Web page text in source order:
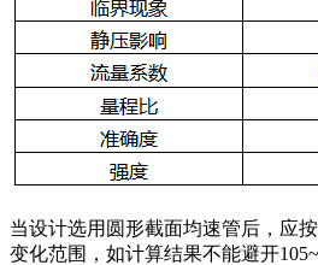
当设计选用圆形截面均速管后，应
变化范围，如计算结果不能避开